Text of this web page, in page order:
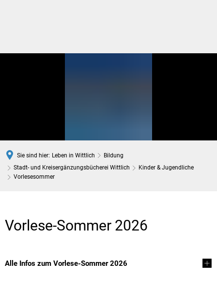
Sie sind hier: Leben in Wittlich
Bildung
Stadt- und Kreisergänzungsbücherei Wittlich
Kinder & Jugendliche
Vorlesesommer
Vorlese-Sommer 2026
Alle Infos zum Vorlese-Sommer 2026